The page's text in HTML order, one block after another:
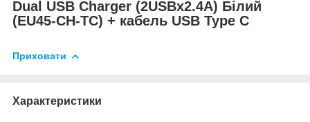
Dual USB Charger (2USBх2.4A) Білий
(EU45-CH-TC) + кабель USB Type C
Приховати
Характеристики